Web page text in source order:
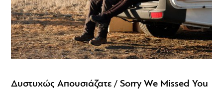
Δυστυχώς Απουσιάζατε / Sorry We Missed You